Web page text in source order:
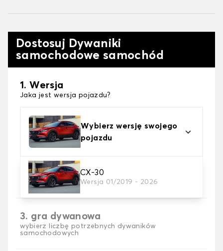
Dostosuj Dywaniki
samochodowe samochód
1. Wersja
Jaka jest wersja pojazdu?
Wybierz wersję swojego
pojazdu
CX-30
Wersja 01/2019 - 2026
2. Materiał
wybierz materiał dywanika samochodowego
3. gra dywanowa
wybierz liczbę potrzebnych dywaników
samochodowych